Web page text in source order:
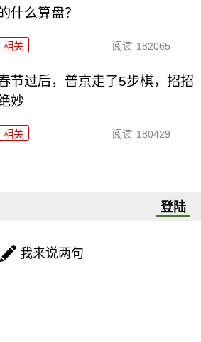
什么算盘？
相关 阅读 182065
节过后，普京走了5步棋，招招
妙
相关 阅读 180429
登陆
我来说两句